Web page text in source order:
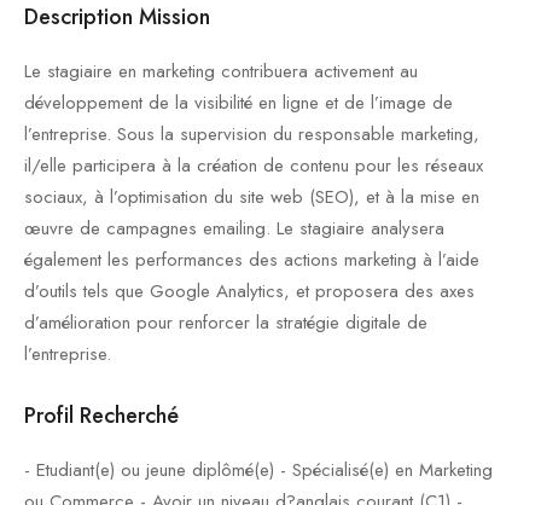
Description Mission
Le stagiaire en marketing contribuera activement au
développement de la visibilité en ligne et de l’image de
l’entreprise. Sous la supervision du responsable marketing,
il/elle participera à la création de contenu pour les réseaux
sociaux, à l’optimisation du site web (SEO), et à la mise en
œuvre de campagnes emailing. Le stagiaire analysera
également les performances des actions marketing à l’aide
d’outils tels que Google Analytics, et proposera des axes
d’amélioration pour renforcer la stratégie digitale de
l’entreprise.
Profil Recherché
- Etudiant(e) ou jeune diplômé(e) - Spécialisé(e) en Marketing